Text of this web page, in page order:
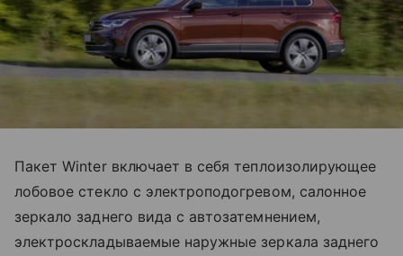
Пакет Winter включает в себя теплоизолирующее
лобовое стекло с электроподогревом, салонное
зеркало заднего вида с автозатемнением,
электроскладываемые наружные зеркала заднего